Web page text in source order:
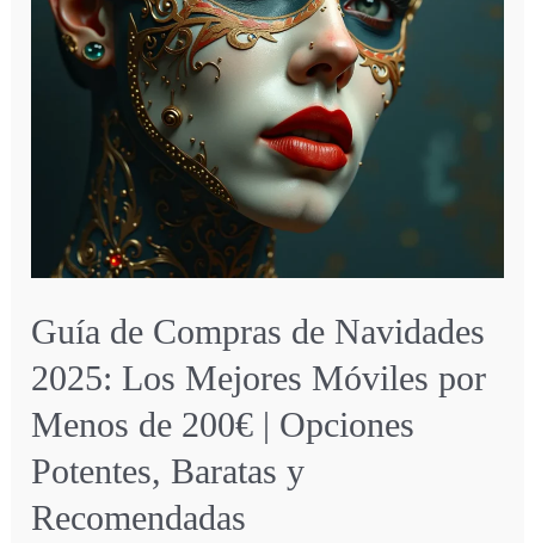
Guía de Compras de Navidades
2025: Los Mejores Móviles por
Menos de 200€ | Opciones
Potentes, Baratas y
Recomendadas